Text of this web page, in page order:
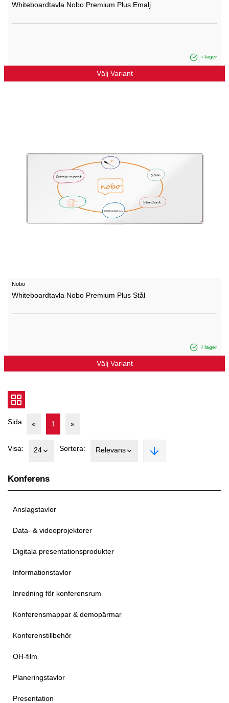
Konferens
Anslagstavlor
Data- & videoprojektorer
Digitala presentationsprodukter
Informationstavlor
Inredning för konferensrum
Konferensmappar & demopärmar
Konferenstillbehör
OH-film
Planeringstavlor
Presentation
Whiteboardtavla Nobo Premium Plus Emalj
i lager
Välj Variant
Nobo
Whiteboardtavla Nobo Premium Plus Stål
i lager
Välj Variant
Sida: « 1 »
Visa: 24 Sortera: Relevans